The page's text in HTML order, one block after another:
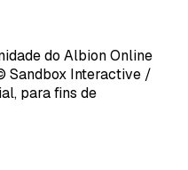
do Albion Online
Sandbox Interactive /
para fins de